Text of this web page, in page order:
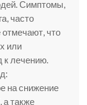
Симптомы,
часто
что
или
к лечению.
на снижение
а также